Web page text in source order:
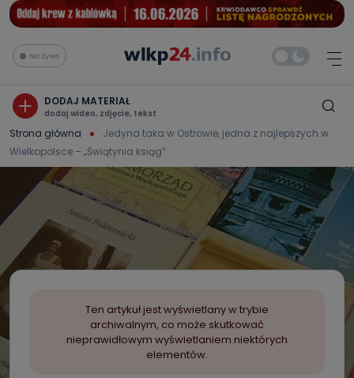
Na żywo
DODAJ MATERIAŁ
dodaj wideo, zdjęcie, tekst
Strona główna
Jedyna taka w Ostrowie, jedna z najlepszych w
Wielkopolsce – „Świątynia ksiąg”
Ten artykuł jest wyświetlany w trybie
archiwalnym, co może skutkować
nieprawidłowym wyświetlaniem niektórych
elementów.